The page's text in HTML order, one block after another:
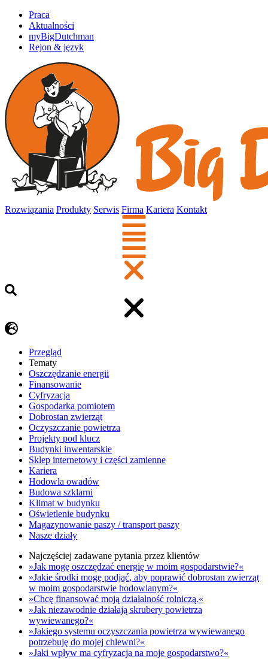
Praca
Aktualności
myBigDutchman
Rejon & język
Rozwiązania Produkty Serwis Firma Kariera Kontakt
Przegląd
Tematy
​Oszczędzanie energii
Finansowanie
Cyfryzacja
Gospodarka pomiotem
Dobrostan zwierząt
Oczyszczanie powietrza
Projekty pod klucz
Budynki inwentarskie
Sklep internetowy i części zamienne
Kariera
Hodowla owadów
Budowa szklarni
Klimat w budynku
Oświetlenie budynku
Magazynowanie paszy / transport paszy
Nasze działy
Najczęściej zadawane pytania przez klientów
»Jak mogę oszczędzać energię w moim gospodarstwie?«
»Jakie środki mogę podjąć, aby poprawić dobrostan zwierząt
w moim gospodarstwie hodowlanym?«
»Chcę finansować moją działalność rolniczą.«
»Jak niezawodnie działają skrubery powietrza
wywiewanego?«
»Jakiego systemu oczyszczania powietrza wywiewanego
potrzebuję do mojej chlewni?«
»Jaki wpływ ma cyfryzacja na moje gospodarstwo?«